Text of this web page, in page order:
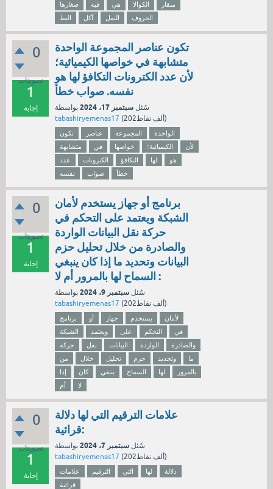
صغارها
فيه هي الكوالا
منقار
البط
آكل النمل الخروف
0
تصويتات
1
إجابة
تكون عناصر المجموعة الواحدة
متشابهة في خواصها الكيميائية؛
لأن عدد الكترونات التكافؤ لها هو
نفسه. صواب خطأ
سُئل سبتمبر 17، 2024
بواسطة
tabashiryemenas17 ( 202ألف نقاط)
تكون عناصر المجموعة
الواحدة
متشابهة
في خواصها الكيميائية؛
لأن
عدد
الكترونات التكافؤ لها
هو
نفسه
صواب خطأ
0
تصويتات
1
إجابة
برنامج أو جهاز يستخدم لأمان
الشبكة ويعتمد على التحكم في
حركة نقل البيانات الواردة
والصادرة من خلال تحليل حزم
البيانات وتحديد ما إذا كان ينبغي
السماح لها بالمرور أم لا :
سُئل سبتمبر 9، 2024
بواسطة
tabashiryemenas17 ( 202ألف نقاط)
برنامج أو جهاز يستخدم
لأمان
الشبكة
ويعتمد على التحكم
في
حركة
نقل البيانات الواردة
والصادرة
من
خلال تحليل حزم وتحديد
ما
إذا
كان ينبغي السماح لها
بالمرور
أم
لا
0
تصويتات
1
إجابة
علامات الترقيم التي لها دلالة
قرائية:
سُئل سبتمبر 7، 2024
بواسطة
tabashiryemenas17 ( 202ألف نقاط)
علامات الترقيم التي لها
دلالة
قرائية